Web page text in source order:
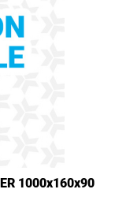
1000x160x90